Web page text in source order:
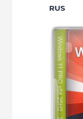
RUS